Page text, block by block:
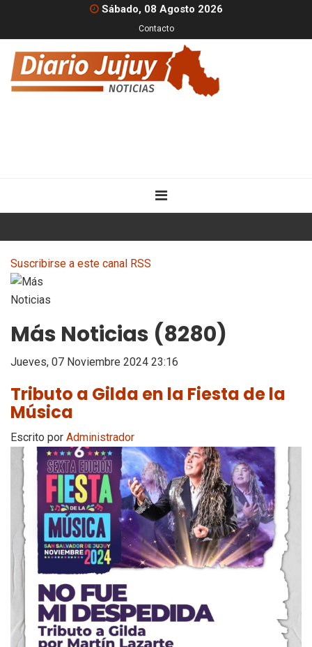
Sábado, 08 Agosto 2026
Contacto
Suscribirse a este canal RSS
Más Noticias (8280)
Jueves, 07 Noviembre 2024 23:16
Tributo a Gilda en la Fiesta de la
Música
Escrito por Administrador